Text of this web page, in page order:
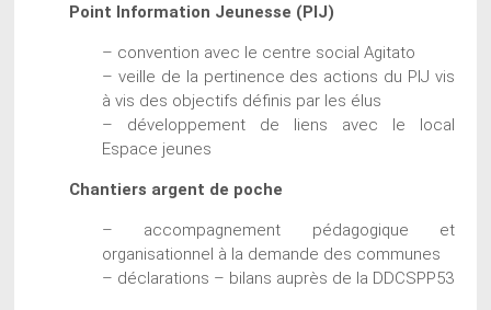
Point Information Jeunesse (PIJ)
– convention avec le centre social Agitato
– veille de la pertinence des actions du PIJ vis
à vis des objectifs définis par les élus
– développement de liens avec le local
Espace jeunes
Chantiers argent de poche
– accompagnement pédagogique et
organisationnel à la demande des communes
– déclarations – bilans auprès de la DDCSPP53